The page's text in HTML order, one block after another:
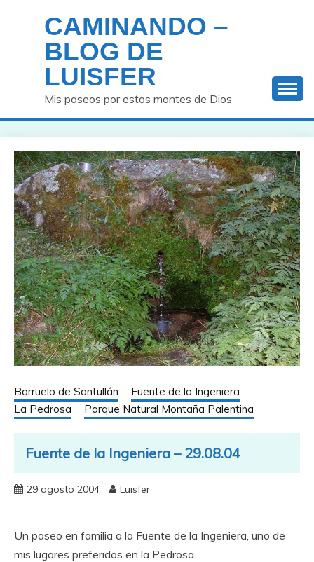
contenido
CAMINANDO –
BLOG DE
LUISFER
Mis paseos por estos montes de Dios
Barruelo de Santullán
Fuente de la Ingeniera
La Pedrosa
Parque Natural Montaña Palentina
Fuente de la Ingeniera – 29.08.04
29 agosto 2004 Luisfer
Un paseo en familia a la Fuente de la Ingeniera, uno de
mis lugares preferidos en la Pedrosa.